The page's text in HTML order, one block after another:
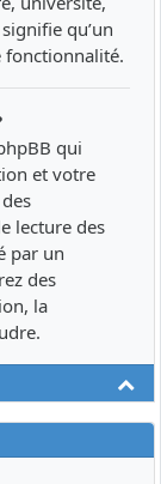
qu’un
fonctionnalité.
qui
et votre
lecture des
par un
des
la